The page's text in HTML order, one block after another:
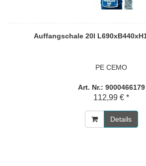
Auffangschale 20l
PE CEMO
Art. Nr.: 9000466179
112,99 € *
Details